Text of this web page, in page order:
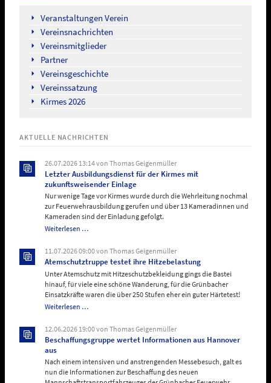
überspringen
Veranstaltungen Verein
Vereinsnachrichten
Vereinsmitglieder
Partner
Vereinsgeschichte
Vereinssatzung
Kirmes 2026
AKTUELLE NACHRICHTEN
26.07.2026 13:14von Thomas Geigenmüller
Letzter Ausbildungsdienst für der Kirmes mit
zukunftsweisender Einlage
Nur wenige Tage vor Kirmes wurde durch die Wehrleitung nochmal
zur Feuerwehrausbildung gerufen und über 13 Kameradinnen und
Kameraden sind der Einladung gefolgt.
Weiterlesen …Letzter
für
der
Kirmes
mit
zukunftsweisender
11.07.2026 09:00von Thomas Geigenmüller
Atemschutztruppe testet ihre Hitzebelastung
Unter Atemschutz mit Hitzeschutzbekleidung gings die Bastei
hinauf, für viele eine schöne Wanderung, für die Grünbacher
Einsatzkräfte waren die über 250 Stufen eher ein guter Härtetest!
Weiterlesen …Atemschutztruppe
ihre
Hitzebelastung
12.06.2026 19:00von Thomas Geigenmüller
Beschaffungsgruppe wertet Informationen aus Hannover
aus
Nach einem intensiven und anstrengenden Messebesuch, galt es
nun die Informationen zur Beschaffung des neuen